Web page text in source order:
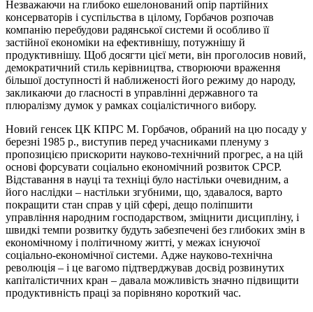
Незважаючи на глибоко ешелонований опір партійних
консерваторів і суспільства в цілому, Горбачов розпочав
компанію перебудови радянської системи й особливо її
застійної економіки на ефективнішу, потужнішу й
продуктивнішу. Щоб досягти цієї мети, він проголосив новий,
демократичний стиль керівництва, створюючи враження
більшої доступності й наближеності його режиму до народу,
закликаючи до гласності в управлінні державного та
плюралізму думок у рамках соціалістичного вибору.
Новий генсек ЦК КПРС М. Горбачов, обраний на цю посаду у
березні 1985 р., виступив перед учасниками пленуму з
пропозицією прискорити науково-технічний прогрес, а на цій
основі форсувати соціально економічний розвиток СРСР.
Відставання в науці та техніці було настільки очевидним, а
його наслідки – настільки згубними, що, здавалося, варто
покращити стан справ у цій сфері, дещо поліпшити
управління народним господарством, зміцнити дисципліну, і
швидкі темпи розвитку будуть забезпечені без глибоких змін в
економічному і політичному житті, у межах існуючої
соціально-економічної системи. Адже науково-технічна
революція – і це вагомо підтверджував досвід розвинутих
капіталістичних кран – давала можливість значно підвищити
продуктивність праці за порівняно короткий час.